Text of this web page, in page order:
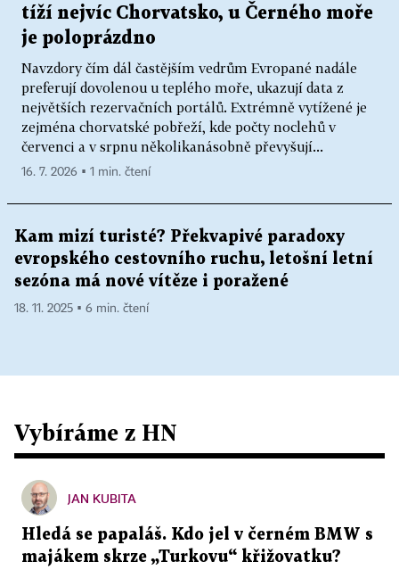
tíží nejvíc Chorvatsko, u Černého moře
je poloprázdno
Navzdory čím dál častějším vedrům Evropané nadále
preferují dovolenou u teplého moře, ukazují data z
největších rezervačních portálů. Extrémně vytížené je
zejména chorvatské pobřeží, kde počty noclehů v
červenci a v srpnu několikanásobně převyšují...
16. 7. 2026 ▪ 1 min. čtení
Kam mizí turisté? Překvapivé paradoxy
evropského cestovního ruchu, letošní letní
sezóna má nové vítěze i poražené
18. 11. 2025 ▪ 6 min. čtení
Vybíráme z HN
JAN KUBITA
Hledá se papaláš. Kdo jel v černém BMW s
majákem skrze „Turkovu“ křižovatku?